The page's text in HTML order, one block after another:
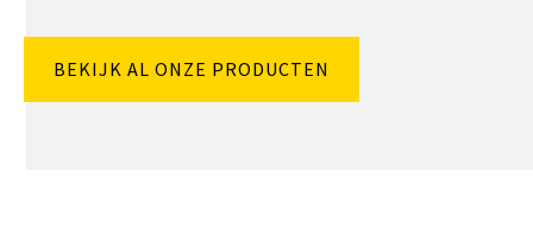
BEKIJK AL ONZE PRODUCTEN